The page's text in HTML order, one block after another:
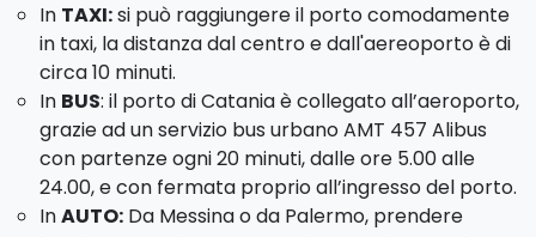
Durata escursione: 4 ore
Partenza: Tour mattina ore 9:00 / Tour pomeriggio
ore 14:30
Orario d’incontro:30 minuti prima dell’inizio del tour.
Cosa aspettate? Salite a bordo!
In TAXI:si può raggiungere il porto comodamente
in taxi, la distanza dal centro e dall'aereoporto è di
circa 10 minuti.
In BUS: il porto di Catania è collegato all’aeroporto,
grazie ad un servizio bus urbano AMT 457 Alibus
con partenze ogni 20 minuti, dalle ore 5.00 alle
24.00, e con fermata proprio all’ingresso del porto.
InAUTO:Da Messina o da Palermo, prendere